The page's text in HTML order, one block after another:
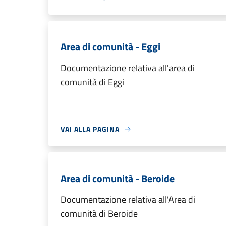
Area di comunità - Eggi
Documentazione relativa all'area di
comunità di Eggi
VAI ALLA PAGINA
Area di comunità - Beroide
Documentazione relativa all'Area di
comunità di Beroide